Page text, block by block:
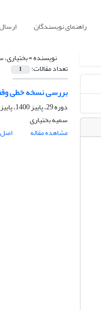
راهنمای نویسندگان
نویسنده =
تعداد مقالات: 1
بررسی نسخه خطی
دوره 29، پاییز 1400، پاییز 1400
سمیه بختیاری
مشاهده مقاله
اصل